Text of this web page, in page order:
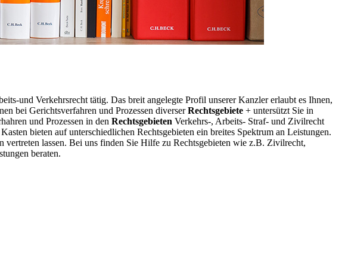
und Verkehrsrecht tätig. Das breit angelegte Profil unserer Kanzler erlaubt es Ihnen,
bei Gerichtsverfahren und Prozessen diverserRechtsgebiete + untersützt Sie in
und Prozessen in den Rechtsgebieten Verkehrs-, Arbeits- Straf- und Zivilrecht
bieten auf unterschiedlichen Rechtsgebieten ein breites Spektrum an Leistungen.
vertreten lassen. Bei uns finden Sie Hilfe zu Rechtsgebieten wie z.B. Zivilrecht,
beraten.